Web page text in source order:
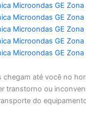
Microondas GE Zona
Microondas GE Zona
Microondas GE Zona
Microondas GE
Microondas GE Zona
até você no
transtorno ou
do